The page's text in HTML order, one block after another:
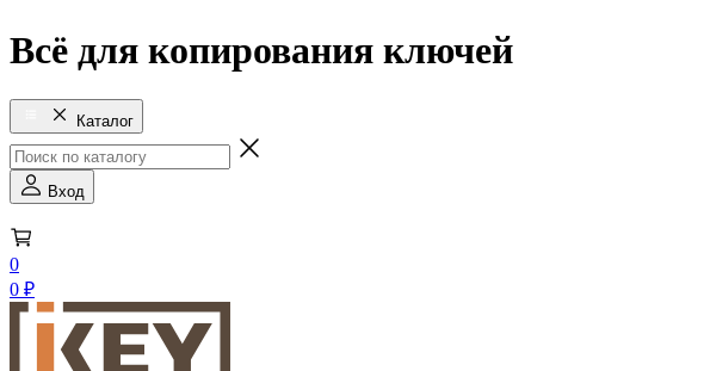
Всё для копирования ключей
Каталог
Вход
0
0 ₽